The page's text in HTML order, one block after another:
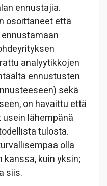
ennustajia.
osoittaneet että
analyytikkojen
ennustusten
sekä
on havaittu että
lähempänä
tulosta.
olla
kuin yksin;
siis.